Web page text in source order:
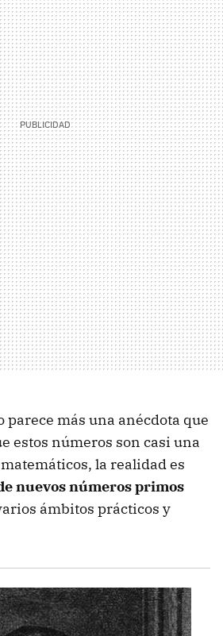
más una anécdota que
estos números son casi una
la realidad es
nuevos números primos
ámbitos prácticos y